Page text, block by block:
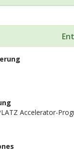
Accelerator-